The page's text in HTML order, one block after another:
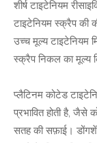
शीर्ष टाइटेनियम
टाइटेनियम स्क्रैप की
उच्च मूल्य टाइटेनियम
स्क्रैप निकल का मूल्य
प्लैटिनम कोटेड
प्रभावित होती है, जैसे
सतह की सफ़ाई।